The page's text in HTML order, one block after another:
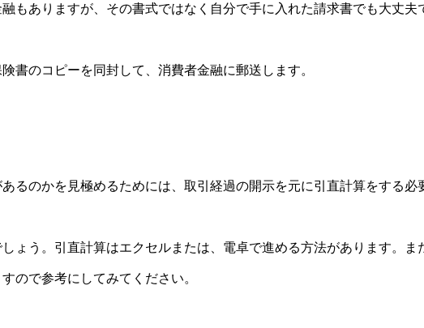
もありますが、その書式ではなく自分で手に入れた請求書でも大丈夫
書のコピーを同封して、消費者金融に郵送します。
るのかを見極めるためには、取引経過の開示を元に引直計算をする必
ょう。引直計算はエクセルまたは、電卓で進める方法があります。ま
ので参考にしてみてください。